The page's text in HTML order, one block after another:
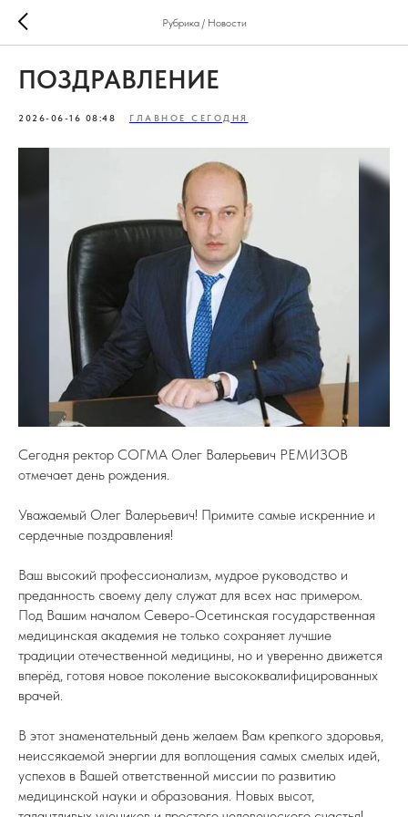
Рубрика / Новости
ПОЗДРАВЛЕНИЕ
2026-06-16 08:48 ГЛАВНОЕ СЕГОДНЯ
Сегодня ректор СОГМА Олег Валерьевич РЕМИЗОВ
отмечает день рождения.
Уважаемый Олег Валерьевич! Примите самые искренние и
сердечные поздравления!
Ваш высокий профессионализм, мудрое руководство и
преданность своему делу служат для всех нас примером.
Под Вашим началом Северо-Осетинская государственная
медицинская академия не только сохраняет лучшие
традиции отечественной медицины, но и уверенно движется
вперёд, готовя новое поколение высококвалифицированных
врачей.
В этот знаменательный день желаем Вам крепкого здоровья,
неиссякаемой энергии для воплощения самых смелых идей,
успехов в Вашей ответственной миссии по развитию
медицинской науки и образования. Новых высот,